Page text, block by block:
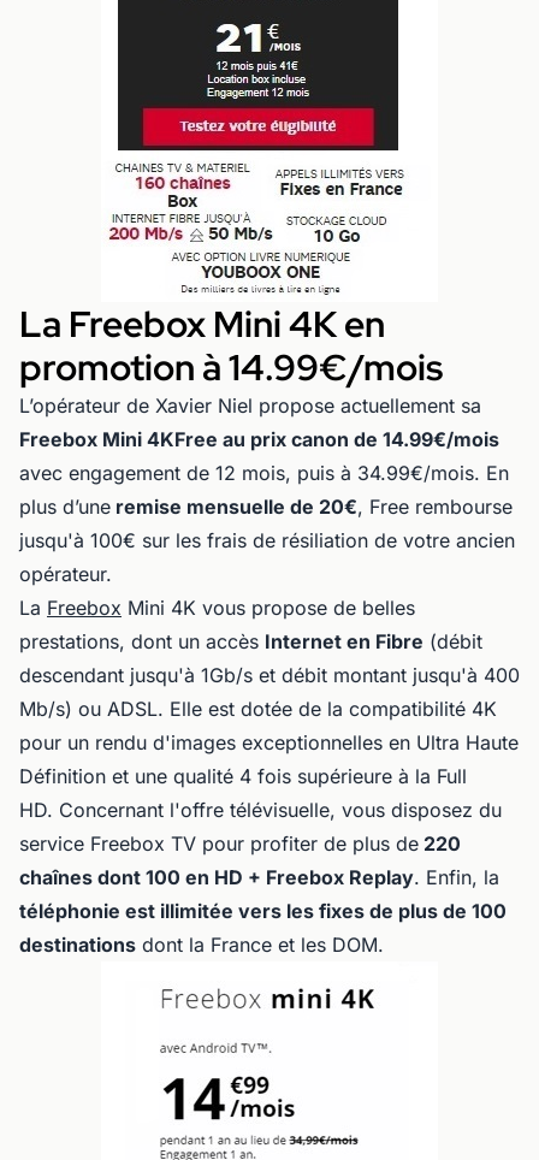
La Freebox Mini 4K en
promotion à 14.99€/mois
L’opérateur de Xavier Niel propose actuellement sa
Freebox Mini 4KFree au prix canon de 14.99€/mois
avec engagement de 12 mois, puis à 34.99€/mois. En
plus d’une remise mensuelle de 20€, Free rembourse
jusqu'à 100€ sur les frais de résiliation de votre ancien
opérateur.
La Freebox Mini 4K vous propose de belles
prestations, dont un accès Internet en Fibre (débit
descendant jusqu'à 1Gb/s et débit montant jusqu'à 400
Mb/s) ou ADSL. Elle est dotée de la compatibilité 4K
pour un rendu d'images exceptionnelles en Ultra Haute
Définition et une qualité 4 fois supérieure à la Full
HD. Concernant l'offre télévisuelle, vous disposez du
service Freebox TV pour profiter de plus de 220
chaînes dont 100 en HD + Freebox Replay. Enfin, la
téléphonie est illimitée vers les fixes de plus de 100
destinations dont la France et les DOM.